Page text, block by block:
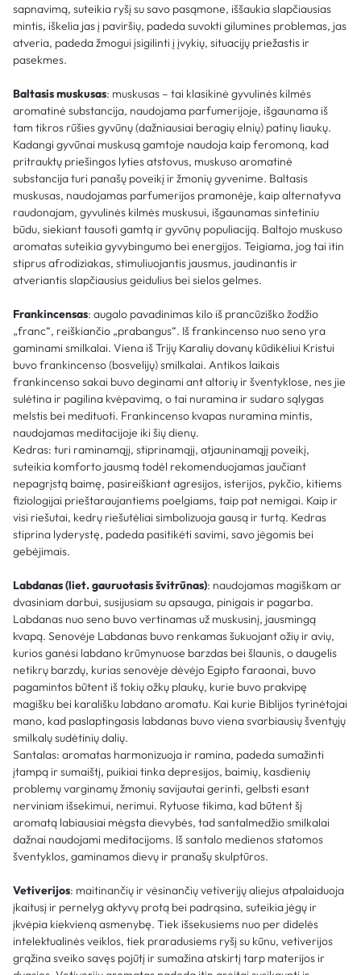
sapnavimą, suteikia ryšį su savo pasąmone, iššaukia slapčiausias
mintis, iškelia jas į paviršių, padeda suvokti gilumines problemas, jas
atveria, padeda žmogui įsigilinti į įvykių, situacijų priežastis ir
pasekmes.
Baltasis muskusas: muskusas – tai klasikinė gyvulinės kilmės
aromatinė substancija, naudojama parfumerijoje, išgaunama iš
tam tikros rūšies gyvūnų (dažniausiai beragių elnių) patinų liaukų.
Kadangi gyvūnai muskusą gamtoje naudoja kaip feromoną, kad
pritrauktų priešingos lyties atstovus, muskuso aromatinė
substancija turi panašų poveikį ir žmonių gyvenime. Baltasis
muskusas, naudojamas parfumerijos pramonėje, kaip alternatyva
raudonajam, gyvulinės kilmės muskusui, išgaunamas sintetiniu
būdu, siekiant tausoti gamtą ir gyvūnų populiaciją. Baltojo muskuso
aromatas suteikia gyvybingumo bei energijos. Teigiama, jog tai itin
stiprus afrodiziakas, stimuliuojantis jausmus, jaudinantis ir
atveriantis slapčiausius geidulius bei sielos gelmes.
Frankincensas: augalo pavadinimas kilo iš prancūziško žodžio
„franc“, reiškiančio „prabangus“. Iš frankincenso nuo seno yra
gaminami smilkalai. Viena iš Trijų Karalių dovanų kūdikėliui Kristui
buvo frankincenso (bosvelijų) smilkalai. Antikos laikais
frankincenso sakai buvo deginami ant altorių ir šventyklose, nes jie
sulėtina ir pagilina kvėpavimą, o tai nuramina ir sudaro sąlygas
melstis bei medituoti. Frankincenso kvapas nuramina mintis,
naudojamas meditacijoje iki šių dienų.
Kedras: turi raminamąjį, stiprinamąjį, atjauninamąjį poveikį,
suteikia komforto jausmą todėl rekomenduojamas jaučiant
nepagrįstą baimę, pasireiškiant agresijos, isterijos, pykčio, kitiems
fiziologijai prieštaraujantiems poelgiams, taip pat nemigai. Kaip ir
visi riešutai, kedrų riešutėliai simbolizuoja gausą ir turtą. Kedras
stiprina lyderystę, padeda pasitikėti savimi, savo jėgomis bei
gebėjimais.
Labdanas (liet. gauruotasis švitrūnas): naudojamas magiškam ar
dvasiniam darbui, susijusiam su apsauga, pinigais ir pagarba.
Labdanas nuo seno buvo vertinamas už muskusinį, jausmingą
kvapą. Senovėje Labdanas buvo renkamas šukuojant ožių ir avių,
kurios ganėsi labdano krūmynuose barzdas bei šlaunis, o daugelis
netikrų barzdų, kurias senovėje dėvėjo Egipto faraonai, buvo
pagamintos būtent iš tokių ožkų plaukų, kurie buvo prakvipę
magišku bei karališku labdano aromatu. Kai kurie Biblijos tyrinėtojai
mano, kad paslaptingasis labdanas buvo viena svarbiausių šventųjų
smilkalų sudėtinių dalių.
Santalas: aromatas harmonizuoja ir ramina, padeda sumažinti
įtampą ir sumaištį, puikiai tinka depresijos, baimių, kasdienių
problemų varginamų žmonių savijautai gerinti, gelbsti esant
nerviniam išsekimui, nerimui. Rytuose tikima, kad būtent šį
aromatą labiausiai mėgsta dievybės, tad santalmedžio smilkalai
dažnai naudojami meditacijoms. Iš santalo medienos statomos
šventyklos, gaminamos dievų ir pranašų skulptūros.
Vetiverijos: maitinančių ir vėsinančių vetiverijų aliejus atpalaiduoja
įkaitusį ir pernelyg aktyvų protą bei padrąsina, suteikia jėgų ir
įkvėpia kiekvieną asmenybę. Tiek išsekusiems nuo per didelės
intelektualinės veiklos, tiek praradusiems ryšį su kūnu, vetiverijos
grąžina sveiko savęs pojūtį ir sumažina atskirtį tarp materijos ir